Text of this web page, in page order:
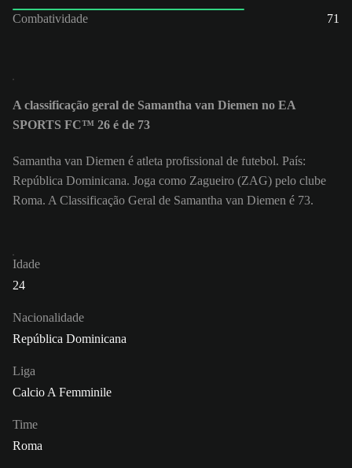
Combatividade
71
A classificação geral de Samantha van Diemen no EA
SPORTS FC™ 26 é de 73
Samantha van Diemen é atleta profissional de futebol. País:
República Dominicana. Joga como Zagueiro (ZAG) pelo clube
Roma. A Classificação Geral de Samantha van Diemen é 73.
Idade
24
Nacionalidade
República Dominicana
Liga
Calcio A Femminile
Time
Roma